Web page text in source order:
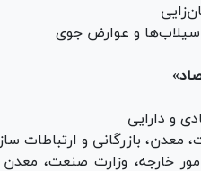
سیلاب‌ها و عوارض جوی
و دارایی
معدن، بازرگانی و ارتباطات
خارجه، وزارت صنعت،